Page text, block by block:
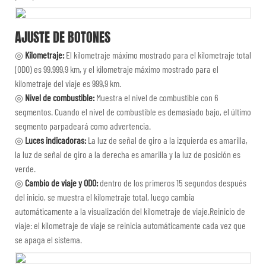
AJUSTE DE BOTONES
◎ Kilometraje:El kilometraje máximo mostrado para el kilometraje total
(ODO) es 99.999,9 km, y el kilometraje máximo mostrado para el
kilometraje del viaje es 999,9 km.
◎ Nivel de combustible:Muestra el nivel de combustible con 6
segmentos. Cuando el nivel de combustible es demasiado bajo, el último
segmento parpadeará como advertencia.
◎ Luces indicadoras:La luz de señal de giro a la izquierda es amarilla,
la luz de señal de giro a la derecha es amarilla y la luz de posición es
verde.
◎ Cambio de viaje y ODO:dentro de los primeros 15 segundos después
del inicio, se muestra el kilometraje total, luego cambia
automáticamente a la visualización del kilometraje de viaje.Reinicio de
viaje: el kilometraje de viaje se reinicia automáticamente cada vez que
se apaga el sistema.